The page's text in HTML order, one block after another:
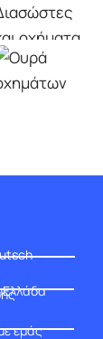
Ελλάδα
εμάς